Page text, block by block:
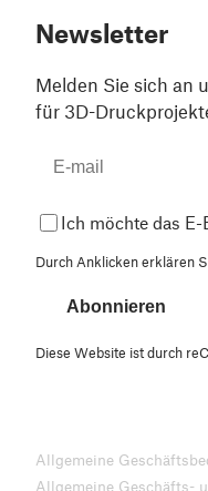
Newsletter
Melden Sie sich an
für 3D-
Ich möchte das E-
Durch Anklicken erklären
Abonnieren
Diese Website ist durch
Allgemeine
Allgemeine Geschäfts-